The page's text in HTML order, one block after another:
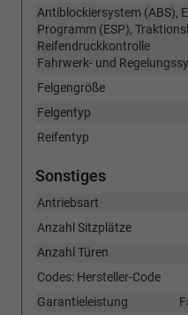
Antiblockiersystem (ABS),
Programm (ESP),
Reifendruckkontrolle
Fahrwerk- und
Felgengröße
Felgentyp
Reifentyp
Sonstiges
Antriebsart
Anzahl Sitzplätze
Anzahl Türen
Codes: Hersteller-Code
Garantieleistung